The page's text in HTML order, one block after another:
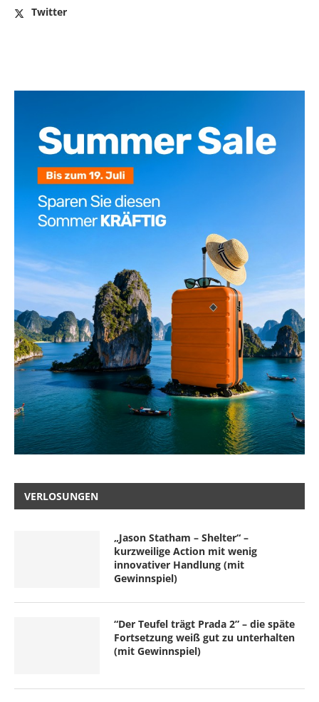
Twitter
VERLOSUNGEN
„Jason Statham – Shelter“ –
kurzweilige Action mit wenig
innovativer Handlung (mit
Gewinnspiel)
“Der Teufel trägt Prada 2” – die späte
Fortsetzung weiß gut zu unterhalten
(mit Gewinnspiel)